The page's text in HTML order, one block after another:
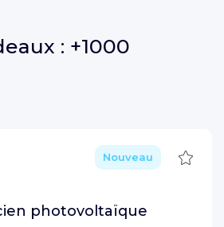
: +1000
Nouveau
photovoltaïque